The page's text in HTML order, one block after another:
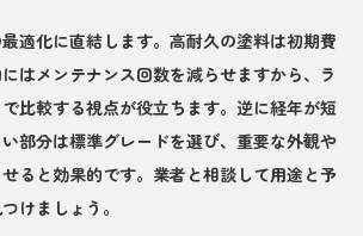
適化に直結します。高耐久の塗料は初期費
はメンテナンス回数を減らせますから、ラ
比較する視点が役立ちます。逆に経年が短
部分は標準グレードを選び、重要な外観や
ると効果的です。業者と相談して用途と予
けましょう。